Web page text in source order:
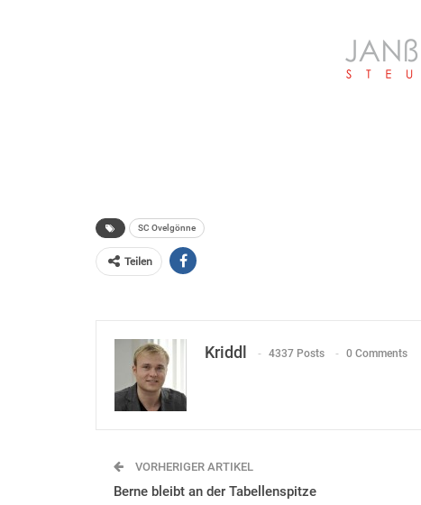
SC Ovelgönne
Teilen
Kriddl 4337 Posts 0 Comments
VORHERIGER ARTIKEL
Berne bleibt an der Tabellenspitze